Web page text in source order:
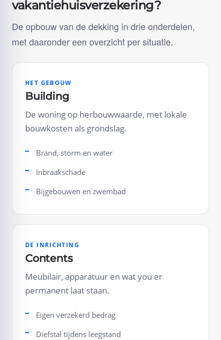
vakantiehuisverzekering?
De opbouw van de dekking in drie onderdelen,
met daaronder een overzicht per situatie.
HET GEBOUW
Building
De woning op herbouwwaarde, met lokale
bouwkosten als grondslag.
Brand, storm en water
Inbraakschade
Bijgebouwen en zwembad
DE INRICHTING
Contents
Meubilair, apparatuur en wat you er
permanent laat staan.
Eigen verzekerd bedrag
Diefstal tijdens leegstand